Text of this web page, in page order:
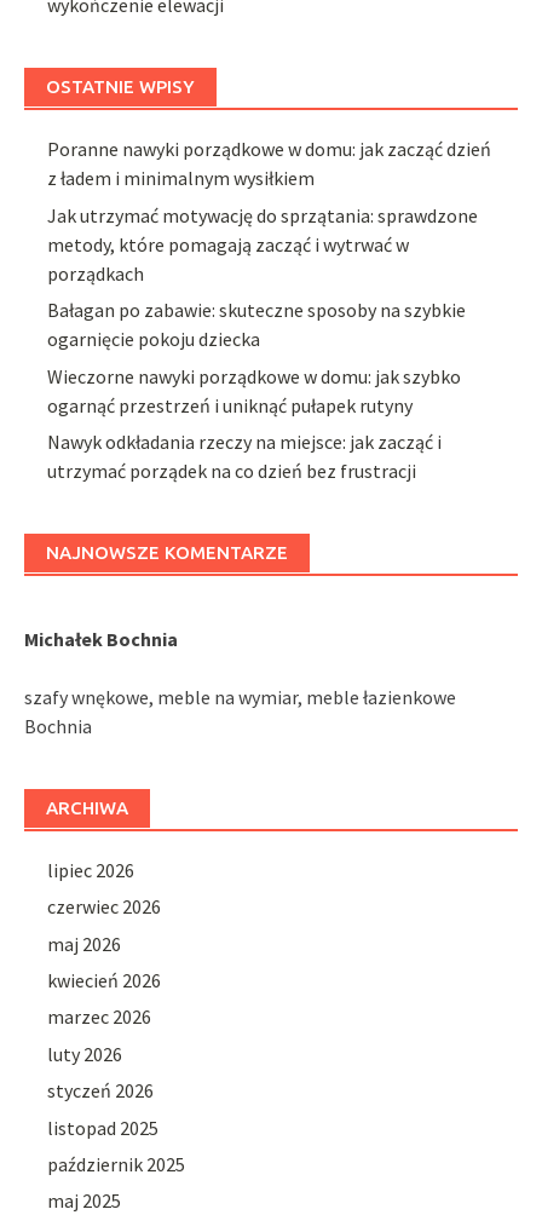
wykończenie elewacji
OSTATNIE WPISY
Poranne nawyki porządkowe w domu: jak zacząć dzień
z ładem i minimalnym wysiłkiem
Jak utrzymać motywację do sprzątania: sprawdzone
metody, które pomagają zacząć i wytrwać w
porządkach
Bałagan po zabawie: skuteczne sposoby na szybkie
ogarnięcie pokoju dziecka
Wieczorne nawyki porządkowe w domu: jak szybko
ogarnąć przestrzeń i uniknąć pułapek rutyny
Nawyk odkładania rzeczy na miejsce: jak zacząć i
utrzymać porządek na co dzień bez frustracji
NAJNOWSZE KOMENTARZE
Michałek Bochnia
szafy wnękowe, meble na wymiar, meble łazienkowe
Bochnia
ARCHIWA
lipiec 2026
czerwiec 2026
maj 2026
kwiecień 2026
marzec 2026
luty 2026
styczeń 2026
listopad 2025
październik 2025
maj 2025